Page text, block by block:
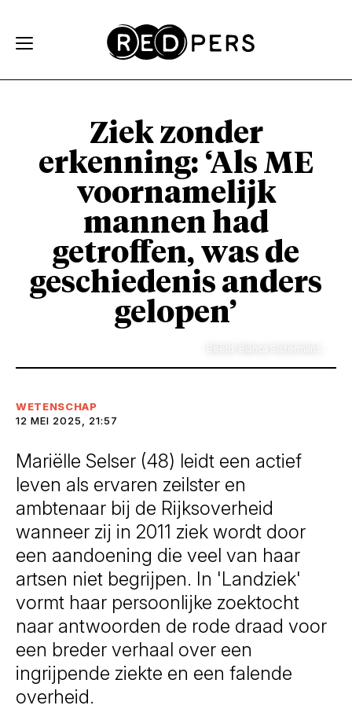
Ziek zonder
erkenning: ‘Als ME
voornamelijk
mannen had
getroffen, was de
geschiedenis anders
gelopen’
WETENSCHAP
12 MEI 2025, 21:57
Mariëlle Selser (48) leidt een actief
leven als ervaren zeilster en
ambtenaar bij de Rijksoverheid
wanneer zij in 2011 ziek wordt door
een aandoening die veel van haar
artsen niet begrijpen. In 'Landziek'
vormt haar persoonlijke zoektocht
naar antwoorden de rode draad voor
een breder verhaal over een
ingrijpende ziekte en een falende
overheid.